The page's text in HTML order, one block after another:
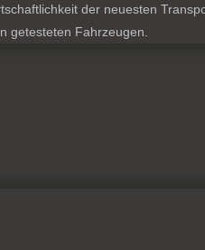
der neuesten
getesteten Fahrzeugen.